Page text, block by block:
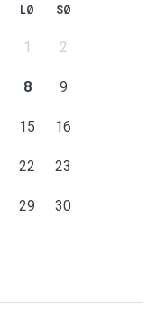
LØ SØ
1 2
8 9
15 16
22 23
29 30